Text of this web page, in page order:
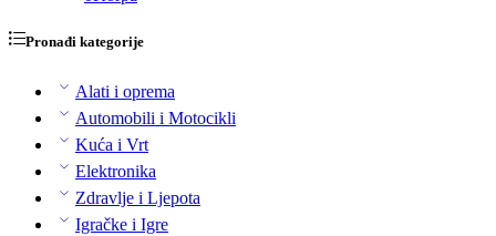
Pronađi kategorije
Alati i oprema
Automobili i Motocikli
Kuća i Vrt
Elektronika
Zdravlje i Ljepota
Igračke i Igre